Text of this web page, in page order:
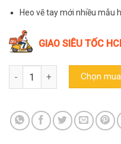
Heo vẽ tay mới nhiều mẫu
GIAO SIÊU TỐC
Heo đất mini gốm BátChọn mua